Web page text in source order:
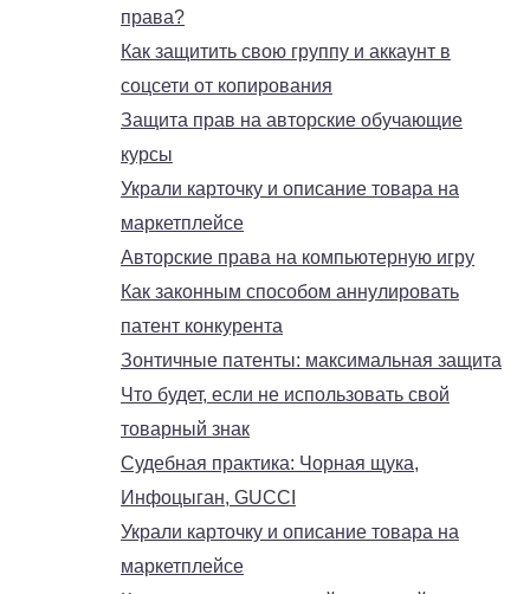
права?
Как защитить свою группу и аккаунт в
соцсети от копирования
Защита прав на авторские обучающие
курсы
Украли карточку и описание товара на
маркетплейсе
Авторские права на компьютерную игру
Как законным способом аннулировать
патент конкурента
Зонтичные патенты: максимальная защита
Что будет, если не использовать свой
товарный знак
Судебная практика: Чорная щука,
Инфоцыган, GUCCI
Украли карточку и описание товара на
маркетплейсе